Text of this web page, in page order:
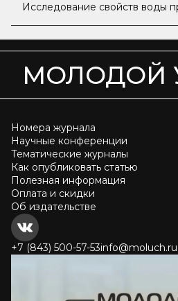
Исследование свойств воды
МОЛОДОЙ
Номера журнала
Научные конференции
Тематические журналы
Как опубликовать статью
Полезная информация
Оплата и скидки
Об издательстве
+7 (843) 500-57-53info@moluch.ru